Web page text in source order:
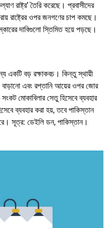
রাষ্ট্র’ তৈরি করেছে। প্রবাসীদের
রাষ্ট্রের ওপর জনগণের চাপ কমছে।
দাবিগুলো স্তিমিত হয়ে পড়ছে।
জন্য একটি বড় রক্ষাকবচ। কিন্তু স্থায়ী
এবং রপ্তানি আয়ের ওপর জোর
মোকাবিলার সেতু হিসেবে ব্যবহার
ব্যবহার করা হয়, তবে পাকিস্তান
সূত্র: ডেইলি ডন, পাকিস্তান।